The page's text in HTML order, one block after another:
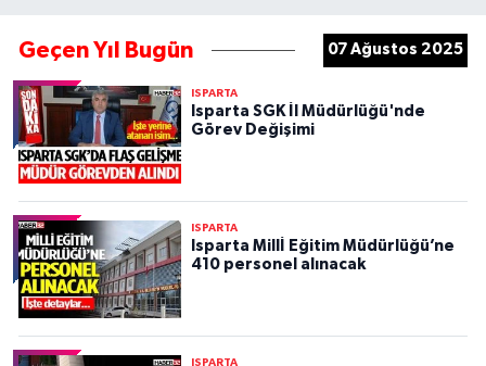
Geçen Yıl Bugün 07 Ağustos 2025
ISPARTA
Isparta SGK İl Müdürlüğü'nde
Görev Değişimi
ISPARTA
Isparta Millİ Eğitim Müdürlüğü’ne
410 personel alınacak
ISPARTA